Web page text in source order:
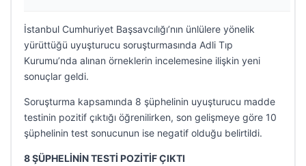
İstanbul Cumhuriyet Başsavcılığı’nın ünlülere yönelik
yürüttüğü uyuşturucu soruşturmasında Adli Tıp
Kurumu’nda alınan örneklerin incelemesine ilişkin yeni
sonuçlar geldi.
Soruşturma kapsamında 8 şüphelinin uyuşturucu madde
testinin pozitif çıktığı öğrenilirken, son gelişmeye göre 10
şüphelinin test sonucunun ise negatif olduğu belirtildi.
8 ŞÜPHELİNİN TESTİ POZİTİF ÇIKTI